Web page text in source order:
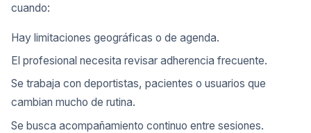
cuando:
Hay limitaciones geográficas o de agenda.
El profesional necesita revisar adherencia frecuente.
Se trabaja con deportistas, pacientes o usuarios que
cambian mucho de rutina.
Se busca acompañamiento continuo entre sesiones.